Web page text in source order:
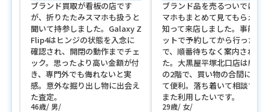
ブランド買取が看板の店です
が、折りたたみスマホも扱うと
聞いて持参しました。Galaxy Z
Flip4はヒンジの状態を入念に
確認され、開閉の動作までチェ
ック。思ったより高い金額が付
き、専門外でも侮れないと実
感。意外な掘り出し物に出会え
た査定。
46歳 男
ブランド品を売るついでに、
マホもまとめて見てもらえる
知って来店しました。事前に
ットで予約してから行ったの
で、順番待ちなく案内されま
た。大黒屋平塚北口店は紅谷
の2階で、買い物の合間に寄れ
て便利。落ち着いて相談でき
また利用したいです。
29歳 女